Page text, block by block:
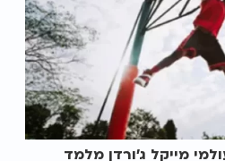
מייקל ג’ורדן מלמד